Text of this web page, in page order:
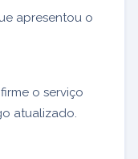
apresentou o
o serviço
atualizado.